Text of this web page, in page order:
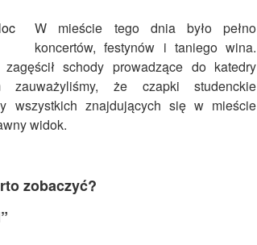
W mieście tego dnia było pełno
koncertów, festynów i taniego wina.
schody prowadzące do katedry
zauważyliśmy, że czapki studenckie
wszystkich znajdujących się w mieście
widok.
zobaczyć?
”